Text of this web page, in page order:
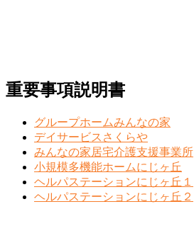
重要事項説明書
グループホームみんなの家
デイサービスさくらや
みんなの家居宅介護支援事業所
小規模多機能ホームにじヶ丘
ヘルパステーションにじヶ丘１
ヘルパステーションにじヶ丘２